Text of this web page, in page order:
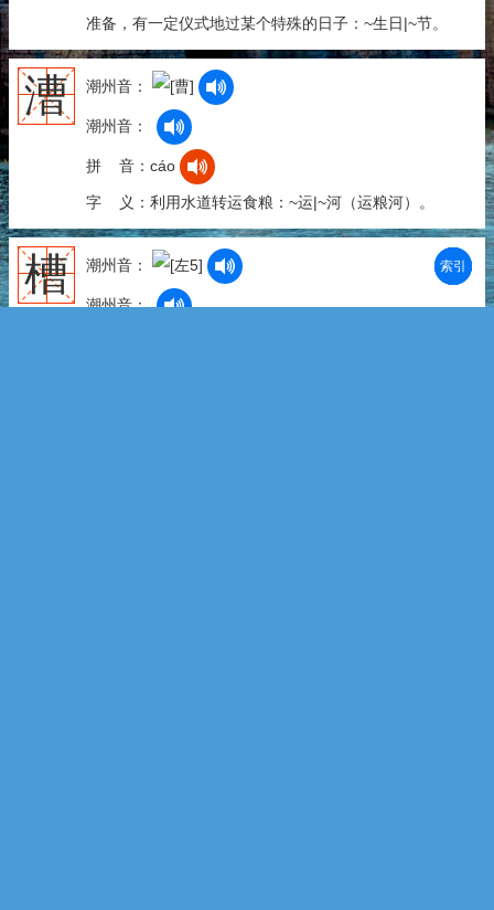
准备，有一定仪式地过某个特殊的日子：~生日|~节。
漕 潮州音：
潮州音：
拼 音：cáo
字 义：利用水道转运食粮：~运|~河（运粮河）。
槽 潮州音：
潮州音：
部首
笔划
拼音
潮拼